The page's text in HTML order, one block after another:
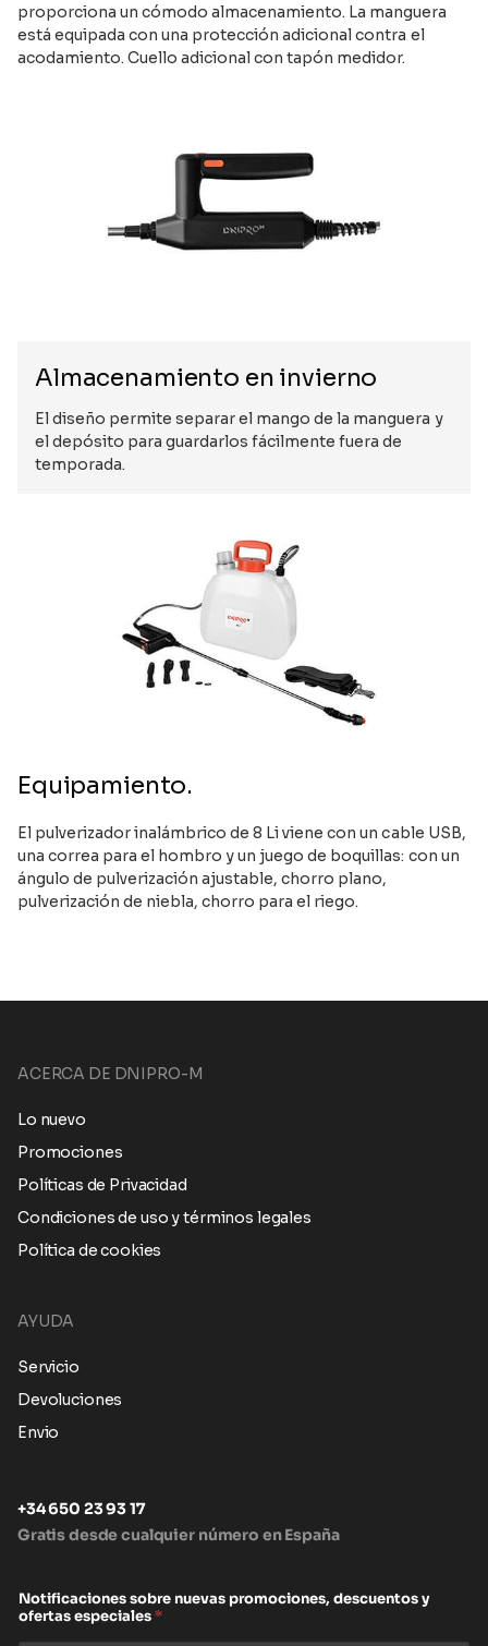
proporciona un cómodo almacenamiento. La manguera
está equipada con una protección adicional contra el
acodamiento. Cuello adicional con tapón medidor.
Almacenamiento en invierno
El diseño permite separar el mango de la manguera y
el depósito para guardarlos fácilmente fuera de
temporada.
Equipamiento.
El pulverizador inalámbrico de 8 Li viene con un cable USB,
una correa para el hombro y un juego de boquillas: con un
ángulo de pulverización ajustable, chorro plano,
pulverización de niebla, chorro para el riego.
ACERCA DE DNIPRO-M
Lo nuevo
Promociones
Políticas de Privacidad
Condiciones de uso y términos legales
Política de cookies
AYUDA
Servicio
Devoluciones
Envio
+34 650 23 93 17
Gratis desde cualquier número en España
Notificaciones sobre nuevas promociones, descuentos y
ofertas especiales*